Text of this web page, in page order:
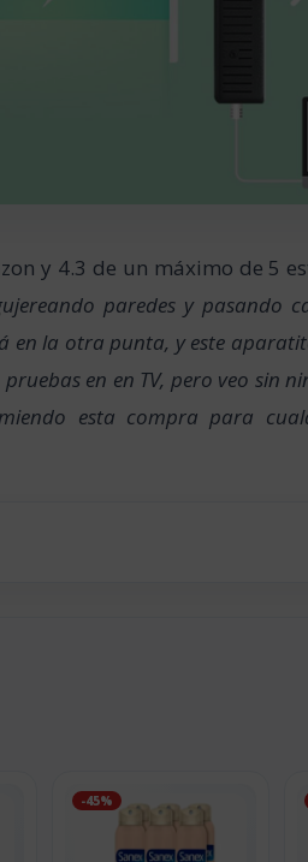
y 4.3 de un máximo de 5
paredes y pasando
en la otra punta, y este
en en TV, pero veo sin
esta compra para
-45%